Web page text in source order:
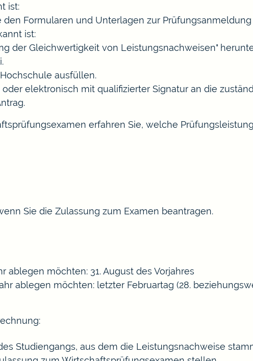
ist:
Formularen und Unterlagen zur Prüfungsanmeldung
ist:
der Gleichwertigkeit von Leistungsnachweisen"
ausfüllen.
elektronisch mit qualifizierter Signatur an die
erfahren Sie, welche
Sie die Zulassung zum Examen beantragen.
ablegen möchten: 31. August des Vorjahres
ablegen möchten: letzter Februartag (28.
Studiengangs, aus dem die Leistungsnachweise